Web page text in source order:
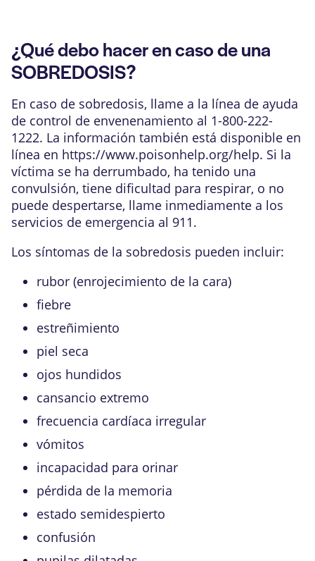
¿Qué debo hacer en caso de una
SOBREDOSIS?
En caso de sobredosis, llame a la línea de ayuda
de control de envenenamiento al 1-800-222-
1222. La información también está disponible en
línea en https://www.poisonhelp.org/help. Si la
víctima se ha derrumbado, ha tenido una
convulsión, tiene dificultad para respirar, o no
puede despertarse, llame inmediamente a los
servicios de emergencia al 911.
Los síntomas de la sobredosis pueden incluir:
rubor (enrojecimiento de la cara)
fiebre
estreñimiento
piel seca
ojos hundidos
cansancio extremo
frecuencia cardíaca irregular
vómitos
incapacidad para orinar
pérdida de la memoria
estado semidespierto
confusión